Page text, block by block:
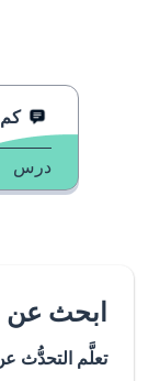
درس
ابحث عن
تعلَّم التحدُّث عن